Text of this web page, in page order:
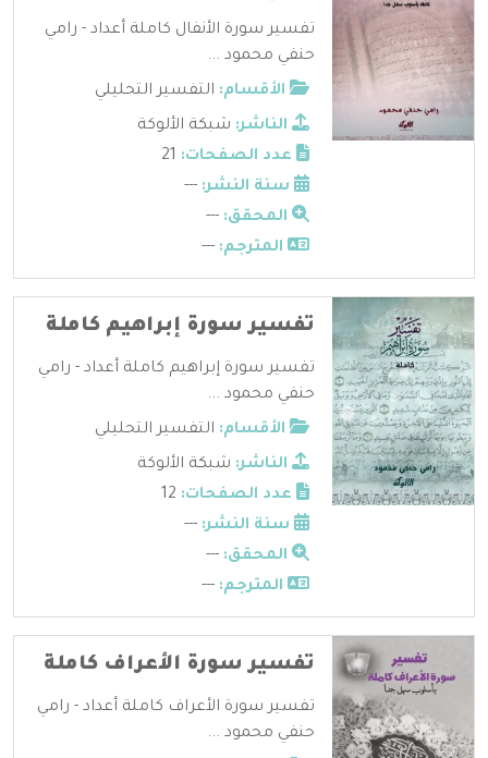
تفسير سورة الأنفال كاملة أعداد - رامي
حنفي محمود ...
الأقسام: التفسير التحليلي
الناشر: شبكة الألوكة
عدد الصفحات:
سنة النشر: ---
المحقق: ---
المترجم: ---
تفسير سورة إبراهيم كاملة
تفسير سورة إبراهيم كاملة أعداد - رامي
حنفي محمود ...
الأقسام: التفسير التحليلي
الناشر: شبكة الألوكة
عدد الصفحات:
سنة النشر: ---
المحقق: ---
المترجم: ---
تفسير سورة الأعراف كاملة
تفسير سورة الأعراف كاملة أعداد - رامي
حنفي محمود ...